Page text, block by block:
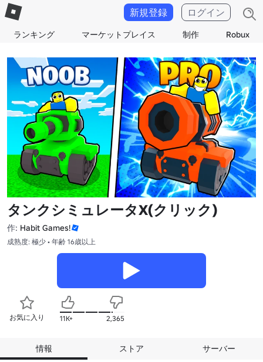
ランキング マーケットプレイス 制作 Robux
新規登録 ログイン
タンクシミュレータX(クリック)
作: Habit Games!
成熟度: 極少 • 年齢 16歳以上
お気に入り 11K+ 2,365
情報 ストア サーバー